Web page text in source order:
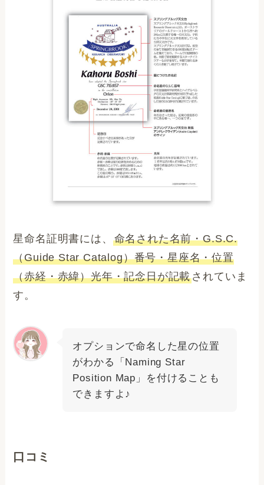
星命名証明書には、 命名された名前・G.S.C.
（Guide Star Catalog）番号・星座名・位置
（赤経・赤緯）光年・記念日が記載されていま
す。
オプションで命名した星の位置
がわかる「Naming Star
Position Map」を付けることも
できますよ♪
口コミ